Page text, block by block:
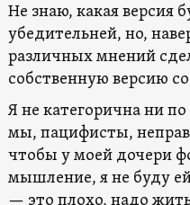
Не знаю, какая версия
убедительней, но,
различных мнений
собственную версию
Я не категорична ни
мы, пацифисты,
чтобы у моей дочери
мышление, я не буду
— это плохо, надо